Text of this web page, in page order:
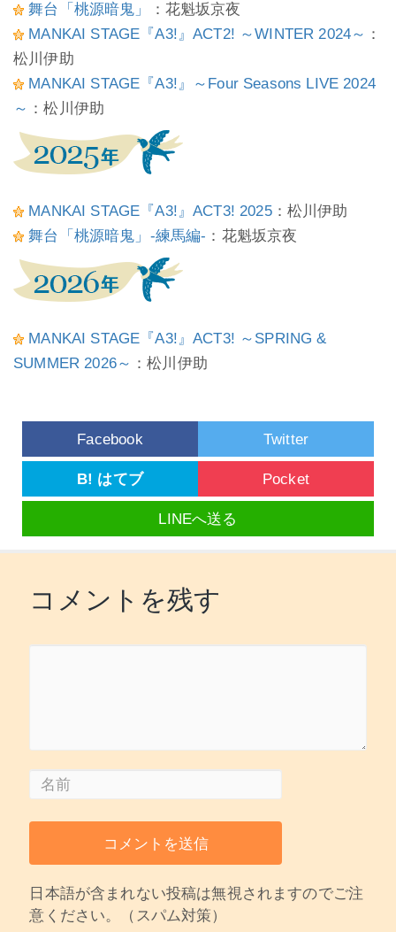
舞台「桃源暗鬼」
：花魁坂京夜
MANKAI STAGE『A3!』ACT2! ～WINTER 2024～ ：
松川伊助
MANKAI STAGE『A3!』～Four Seasons LIVE 2024
～ ：松川伊助
MANKAI STAGE『A3!』ACT3! 2025：松川伊助
舞台「桃源暗鬼」-練馬編- ：花魁坂京夜
MANKAI STAGE『A3!』ACT3! ～SPRING &
SUMMER 2026～ ：松川伊助
Facebook Twitter
B! はてブ Pocket
LINEへ送る
コメントを残す
日本語が含まれない投稿は無視されますのでご注
意ください。（スパム対策）